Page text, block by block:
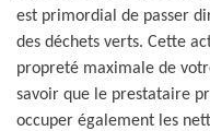
est primordial de passer
des déchets verts. Cette
propreté maximale de
savoir que le prestataire
occuper également les